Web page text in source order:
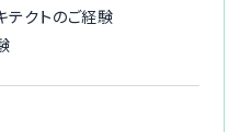
テクトのご経験